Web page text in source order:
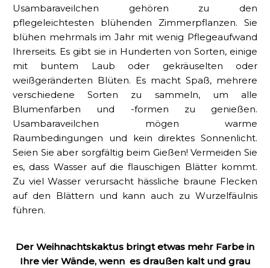
Usambaraveilchen gehören zu den
pflegeleichtesten blühenden Zimmerpflanzen. Sie
blühen mehrmals im Jahr mit wenig Pflegeaufwand
Ihrerseits. Es gibt sie in Hunderten von Sorten, einige
mit buntem Laub oder gekräuselten oder
weißgeränderten Blüten. Es macht Spaß, mehrere
verschiedene Sorten zu sammeln, um alle
Blumenfarben und -formen zu genießen.
Usambaraveilchen mögen warme
Raumbedingungen und kein direktes Sonnenlicht.
Seien Sie aber sorgfältig beim Gießen! Vermeiden Sie
es, dass Wasser auf die flauschigen Blätter kommt.
Zu viel Wasser verursacht hässliche braune Flecken
auf den Blättern und kann auch zu Wurzelfäulnis
führen.
Der Weihnachtskaktus bringt etwas mehr Farbe in
Ihre vier Wände, wenn es draußen kalt und grau